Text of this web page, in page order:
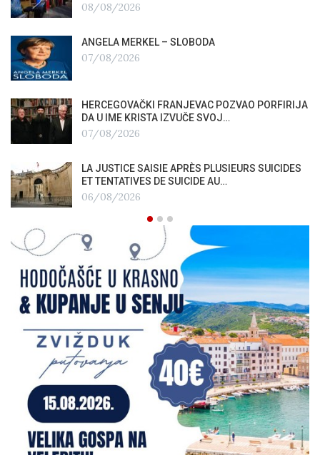
08/08/2026
ANGELA MERKEL – SLOBODA
07/08/2026
HERCEGOVAČKI FRANJEVAC POZVAO PORFIRIJA
DA U IME KRISTA IZVUČE SVOJ…
07/08/2026
LA JUSTICE SAISIE APRÈS PLUSIEURS SUICIDES
ET TENTATIVES DE SUICIDE AU…
06/08/2026